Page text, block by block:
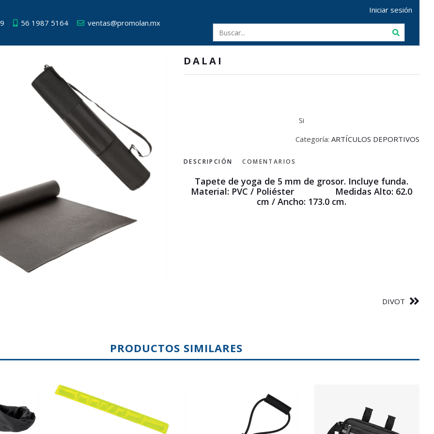
56 1987 5164 ventas@promolan.mx
Iniciar sesión
DALAI
Si
Categoría: ARTÍCULOS DEPORTIVOS
DESCRIPCIÓN COMENTARIOS
Tapete de yoga de 5 mm de grosor. Incluye funda.
Material: PVC / Poliéster Medidas Alto: 62.0
cm / Ancho: 173.0 cm.
DIVOT
PRODUCTOS SIMILARES